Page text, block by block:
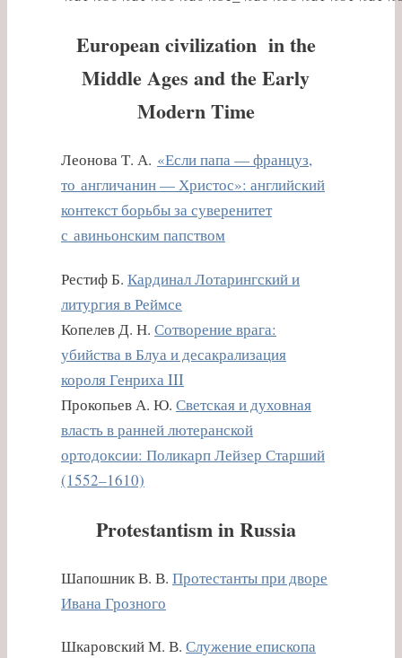
European civilization in the
Middle Ages and the Early
Modern Time
Леонова Т. А. «Если папа — француз,
то англичанин — Христос»: английский
контекст борьбы за суверенитет
с авиньонским папством
Рестиф Б. Кардинал Лотарингский и
литургия в Реймсе
Копелев Д. Н. Сотворение врага:
убийства в Блуа и десакрализация
короля Генриха III
Прокопьев А. Ю. Светская и духовная
власть в ранней лютеранской
ортодоксии: Поликарп Лейзер Старший
(1552–1610)
Protestantism in Russia
Шапошник В. В. Протестанты при дворе
Ивана Грозного
Шкаровский М. В. Служение епископа